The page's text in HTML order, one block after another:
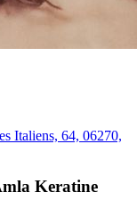
Italiens, 64, 06270,
Keratine